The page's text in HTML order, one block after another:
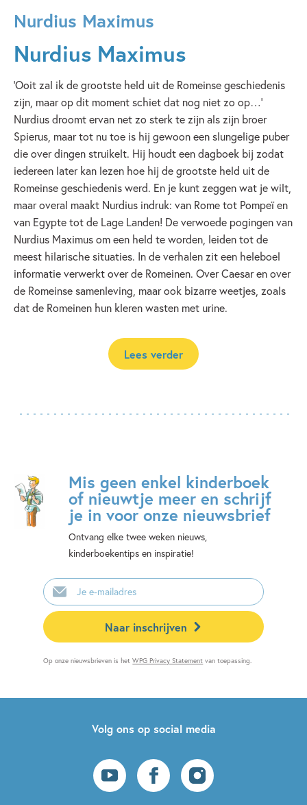
Nurdius Maximus
Nurdius Maximus
‘Ooit zal ik de grootste held uit de Romeinse geschiedenis
zijn, maar op dit moment schiet dat nog niet zo op…’
Nurdius droomt ervan net zo sterk te zijn als zijn broer
Spierus, maar tot nu toe is hij gewoon een slungelige puber
die over dingen struikelt. Hij houdt een dagboek bij zodat
iedereen later kan lezen hoe hij de grootste held uit de
Romeinse geschiedenis werd. En je kunt zeggen wat je wilt,
maar overal maakt Nurdius indruk: van Rome tot Pompeï en
van Egypte tot de Lage Landen! De verwoede pogingen van
Nurdius Maximus om een held te worden, leiden tot de
meest hilarische situaties. In de verhalen zit een heleboel
informatie verwerkt over de Romeinen. Over Caesar en over
de Romeinse samenleving, maar ook bizarre weetjes, zoals
dat de Romeinen hun kleren wasten met urine.
Lees verder
Mis geen enkel kinderboek
of nieuwtje meer en schrijf
je in voor onze nieuwsbrief
Ontvang elke twee weken nieuws,
kinderboekentips en inspiratie!
E-
mailadres
Naar inschrijven
Op onze nieuwsbrieven is hetWPG Privacy Statement van toepassing.
Volg ons op social media